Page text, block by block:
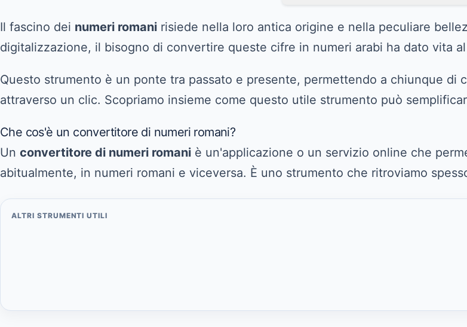
Il fascino dei numeri romani risiede nella loro antica origine e nella peculiare
digitalizzazione, il bisogno di convertire queste cifre in numeri arabi ha dato vita al
Questo strumento è un ponte tra passato e presente, permettendo a chiunque di
attraverso un clic. Scopriamo insieme come questo utile strumento può
Che cos'è un convertitore di numeri romani?
Un convertitore di numeri romani è un'applicazione o un servizio online che
abitualmente, in numeri romani e viceversa. È uno strumento che ritroviamo
ALTRI STRUMENTI UTILI